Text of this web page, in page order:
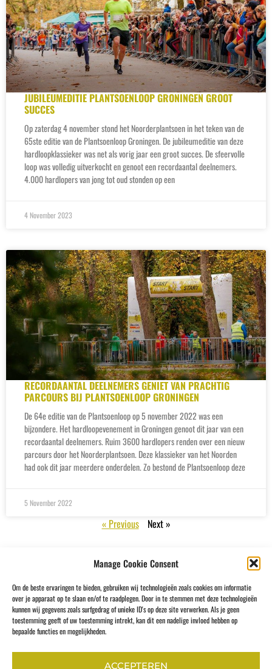
Manage Cookie Consent
Om de beste ervaringen te bieden, gebruiken wij technologieën zoals cookies om informatie
over je apparaat op te slaan en/of te raadplegen. Door in te stemmen met deze technologieën
kunnen wij gegevens zoals surfgedrag of unieke ID's op deze site verwerken. Als je geen
toestemming geeft of uw toestemming intrekt, kan dit een nadelige invloed hebben op
bepaalde functies en mogelijkheden.
ACCEPTEREN
JUBILEUMEDITIE PLANTSOENLOOP GRONINGEN GROOT
SUCCES
Op zaterdag 4 november stond het Noorderplantsoen in het teken van de
65ste editie van de Plantsoenloop Groningen. De jubileumeditie van deze
hardloopklassieker was net als vorig jaar een groot succes. De sfeervolle
loop was volledig uitverkocht en genoot een recordaantal deelnemers.
4.000 hardlopers van jong tot oud stonden op een
4 November 2023
RECORDAANTAL DEELNEMERS GENIET VAN PRACHTIG
PARCOURS BIJ PLANTSOENLOOP GRONINGEN
De 64e editie van de Plantsoenloop op 5 november 2022 was een
bijzondere. Het hardloopevenement in Groningen genoot dit jaar van een
recordaantal deelnemers. Ruim 3600 hardlopers renden over een nieuw
parcours door het Noorderplantsoen. Deze klassieker van het Noorden
had ook dit jaar meerdere onderdelen. Zo bestond de Plantsoenloop deze
5 November 2022
« Previous Next »
Bekijk alle partners & sponsoren